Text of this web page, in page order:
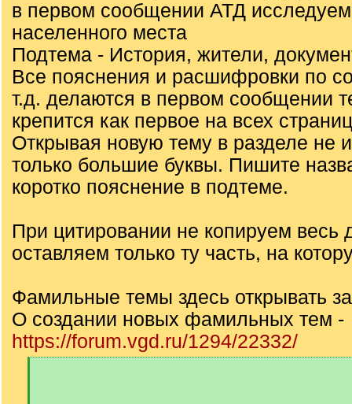
в первом сообщении АТД
населенного места
Подтема - История, жители,
Все пояснения и расшифровки по
т.д. делаются в первом сообщении
крепится как первое на всех
Открывая новую тему в разделе не
только большие буквы. Пишите
коротко пояснение в подтеме.
При цитировании не копируем весь
оставляем только ту часть, на
Фамильные темы здесь открывать
О создании новых фамильных тем -
https://forum.vgd.ru/1294/22332/